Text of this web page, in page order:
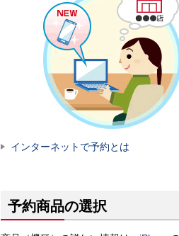
インターネットで予約とは
予約商品の選択